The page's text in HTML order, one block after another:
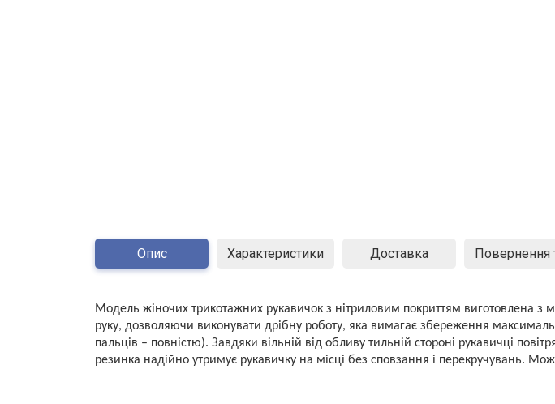
Опис Характеристики Доставка Повернення
Модель жіночих трикотажних рукавичок з нітриловим покриттям виготовлена з
руку, дозволяючи виконувати дрібну роботу, яка вимагає збереження
пальців – повністю). Завдяки вільній від обливу тильній стороні рукавичці
резинка надійно утримує рукавичку на місці без сповзання і перекручувань.